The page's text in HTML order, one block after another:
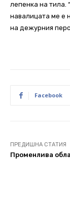
лепенка на тила.
навалицата ме е
на дежурния
Facebook
ПРЕДИШНА СТАТИЯ
Променлива